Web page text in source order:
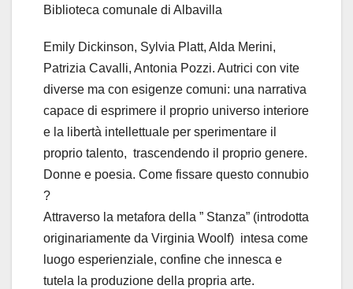
Biblioteca comunale di Albavilla
Emily Dickinson, Sylvia Platt, Alda Merini,
Patrizia Cavalli, Antonia Pozzi. Autrici con vite
diverse ma con esigenze comuni: una narrativa
capace di esprimere il proprio universo interiore
e la libertà intellettuale per sperimentare il
proprio talento, trascendendo il proprio genere.
Donne e poesia. Come fissare questo connubio
?
Attraverso la metafora della ” Stanza” (introdotta
originariamente da Virginia Woolf) intesa come
luogo esperienziale, confine che innesca e
tutela la produzione della propria arte.